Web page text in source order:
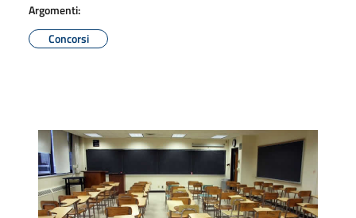
Argomenti:
Concorsi